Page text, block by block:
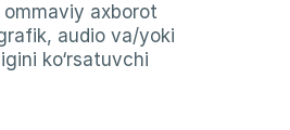
axborot
audio va/yoki
ko‘rsatuvchi